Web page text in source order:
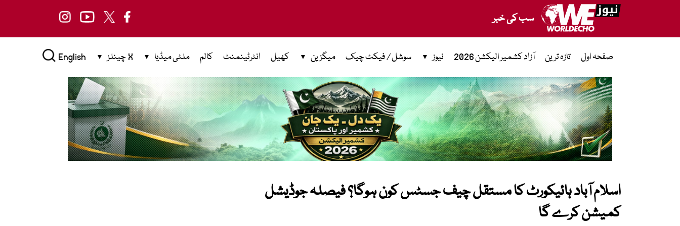
سب کی خبر
صفحہ اول تازہ ترین آزاد کشمیر الیکشن 2026 نیوز سوشل / فیکٹ چیک میگزین کھیل انٹرٹینمنٹ کالم ملٹی میڈیا X چینلز English
اسلام آباد ہائیکورٹ کا مستقل چیف جسٹس کون ہوگا؟ فیصلہ جوڈیشل
کمیشن کرے گا